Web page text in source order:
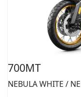
700MT
NEBULA WHITE /